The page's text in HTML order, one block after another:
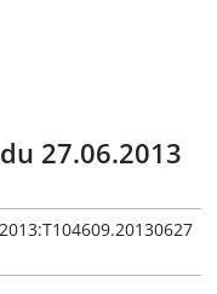
27.06.2013